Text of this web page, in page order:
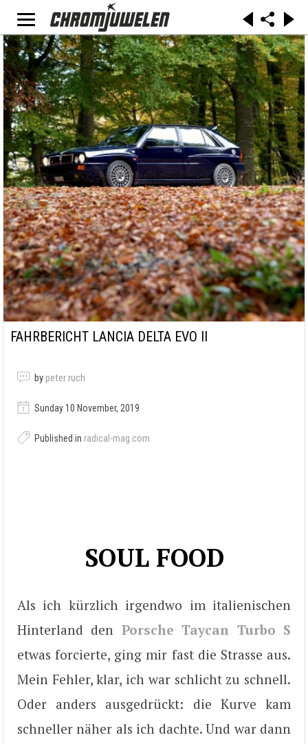
FAHRBERICHT LANCIA DELTA EVO II
by peter ruch
Sunday 10 November, 2019
Published in radical-mag.com
SOUL FOOD
Als ich kürzlich irgendwo im italienischen
Hinterland den Porsche Taycan Turbo S
etwas forcierte, ging mir fast die Strasse aus.
Mein Fehler, klar, ich war schlicht zu schnell.
Oder anders ausgedrückt: die Kurve kam
schneller näher als ich dachte. Und war dann